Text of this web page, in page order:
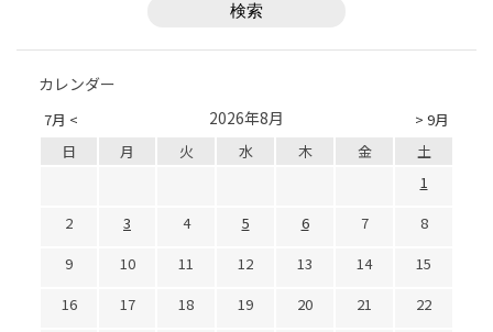
カレンダー
7月 < > 9月
2026年8月
日 月 火 水 木 金
土
1
2
3 4 5 6 7
8
9
10 11 12 13 14
15
16
17 18 19 20 21
22